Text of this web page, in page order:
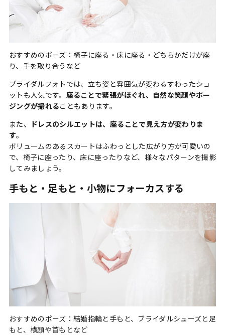
おすすめのポーズ：椅子に座る・床に座る・どちらかだけが座
り、手を取り合うなど
ブライダルフォトでは、立ち姿と雰囲気が変わるすわったショ
ットも人気です。 座ることで緊張がほぐれ、自然な笑顔やポー
ジングが撮れることもあります。
また、
ドレスのシルエットは、座ることで見え方が変わりま
す。
ボリュームのあるスカートはふわっとした広がり方が可愛いの
で、椅子に座ったり、床に座ったりなど、様々なパターンを撮影
してみましょう。
手もと・足もと・小物にフォーカスする
おすすめのポーズ：結婚指輪と手もと、ブライダルシューズと足
もと、横顔や首もとなど